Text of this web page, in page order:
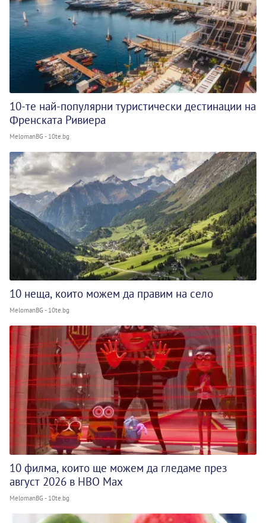
10-те най-популярни туристически дестинации на
Френската Ривиера
MelomanBG - 10te.bg
10 неща, които можем да правим на село
MelomanBG - 10te.bg
10 филма, които ще можем да гледаме през
август 2026 в HBO Max
MelomanBG - 10te.bg